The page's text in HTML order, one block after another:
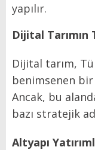
yapılır.
Dijital Tarımın
Dijital tarım,
benimsenen
Ancak, bu
bazı stratejik
Altyapı